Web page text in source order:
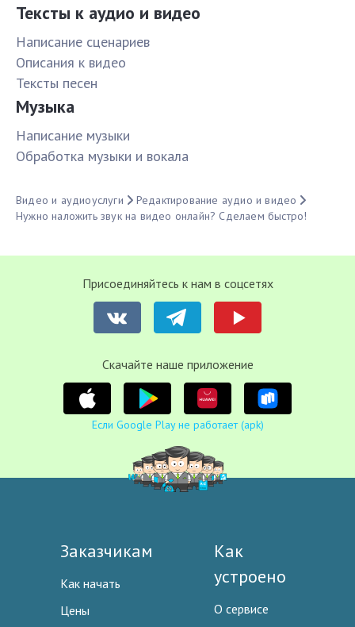
Тексты к аудио и видео
Написание сценариев
Описания к видео
Тексты песен
Музыка
Написание музыки
Обработка музыки и вокала
Видео и аудиоуслуги
Редактирование аудио и видео
Нужно наложить звук на видео онлайн? Сделаем быстро!
Присоединяйтесь к нам в соцсетях
Cкачайте наше приложение
Если Google Play не работает (apk)
Заказчикам
Как начать
Цены
Как
устроено
О сервисе